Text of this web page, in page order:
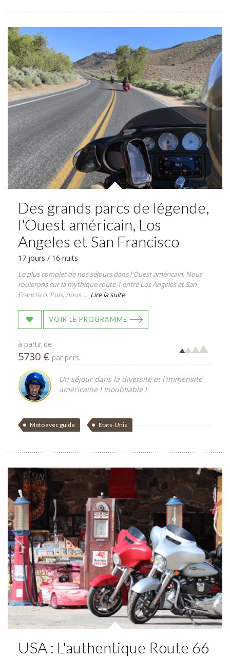
Des grands parcs de légende,
l'Ouest américain, Los
Angeles et San Francisco
17 jours / 16 nuits
Le plus complet de nos séjours dans l'Ouest américain. Nous
roulerons sur la mythique route 1 entre Los Angeles et San
Francisco. Puis, nous ... Lire la suite
VOIR LE PROGRAMME
à partir de
5730 € par pers.
Un séjour dans la diversité et l'immensité
américaine ! Inoubliable !
Moto avec guide Etats-Unis
USA : L'authentique Route 66